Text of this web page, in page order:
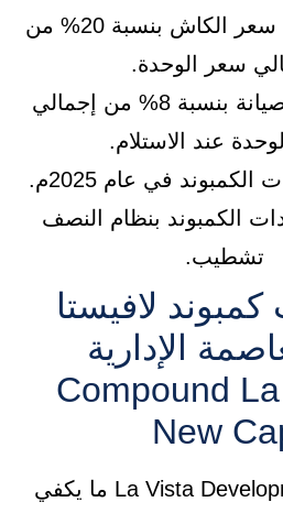
يوجد خصم على سعر الكاش بنسبة 20% من
سعر الوحدة.
يتم دفع وديعة صيانة بنسبة 8% من إجمالي
عند الاستلام.
في عام 2025م.
الكمبوند بنظام النصف
تشطيب.
لافيستا
الإدارية
Compound
New
تمتلك شركة La Vista Developments ما يكفي